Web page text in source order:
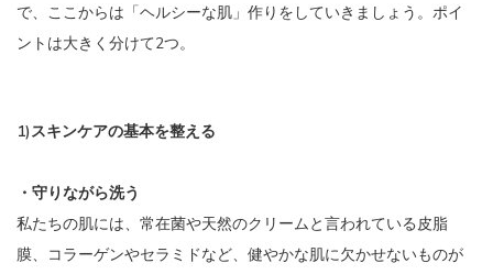
で、ここからは「ヘルシーな肌」作りをしていきましょう。ポイ
ントは大きく分けて2つ。
1)スキンケアの基本を整える
・守りながら洗う
私たちの肌には、常在菌や天然のクリームと言われている皮脂
膜、コラーゲンやセラミドなど、健やかな肌に欠かせないものが